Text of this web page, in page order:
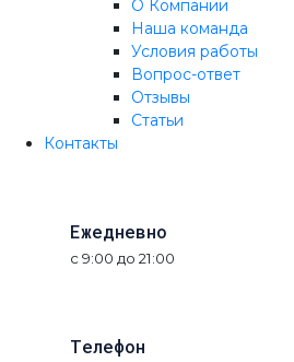
О Компании
Наша команда
Условия работы
Вопрос-ответ
Отзывы
Статьи
Контакты
Ежедневно
с 9:00 до 21:00
Телефон